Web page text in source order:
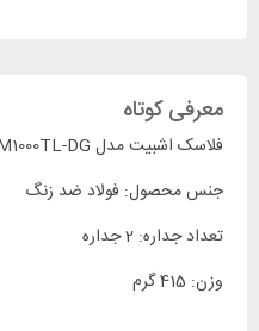
معرفی کوتاه
فلاسک اشبیت مدل ESBIT WM1000TL-DG گنجایش 1 لیتر
جنس محصول: فولاد ضد زنگ
تعداد جداره: 2 جداره
وزن: 415 گرم